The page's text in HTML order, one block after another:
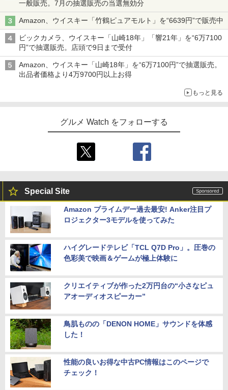
一般販売。7月の抽選販売の当選無効分
Amazon、ウイスキー「竹鶴ピュアモルト」を“6639円”で販売中
ビックカメラ、ウイスキー「山崎18年」「響21年」を“6万7100
円”で抽選販売。店頭で9日まで受付
Amazon、ウイスキー「山崎18年」を“6万7100円”で抽選販売。
出品者価格より4万9700円以上お得
もっと見る
グルメ Watch をフォローする
Special Site
Amazon プライムデー過去最安! Anker注目プ
ロジェクター3モデルを使ってみた
ハイグレードテレビ「TCL Q7D Pro」。圧巻の
色彩美で映画＆ゲームが極上体験に
クリエイティブが作った2万円台の“小さなピュ
アオーディオスピーカー”
鳥肌ものの「DENON HOME」サウンドを体感
した！
性能の良いお得な中古PC情報はこのページで
チェック！